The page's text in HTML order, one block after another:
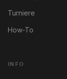
Turniere
How-To
INFO